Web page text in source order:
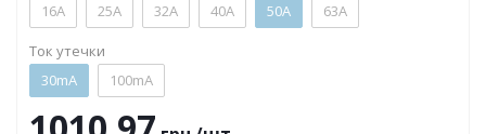
16А
25А 32А 40А 50А 63А
Ток утечки
30mA
100mA